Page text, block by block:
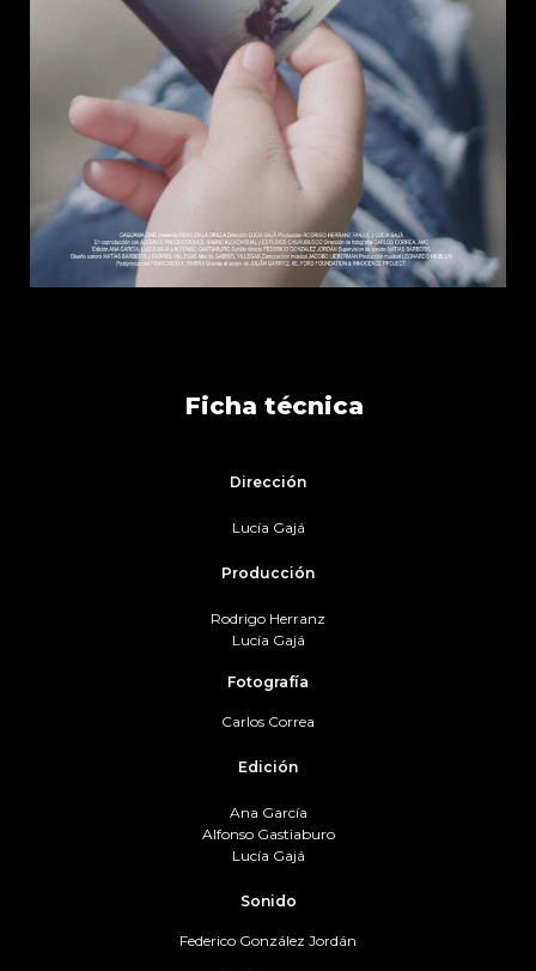
Ficha técnica
Dirección
Lucía Gajá
Producción
Rodrigo Herranz
Lucía Gajá
Fotografía
Carlos Correa
Edición
Ana García
Alfonso Gastiaburo
Lucía Gajá
Sonido
Federico González Jordán